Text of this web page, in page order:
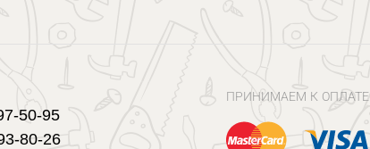
50-95
80-26
ПРИНИМАЕМ К ОПЛАТЕ